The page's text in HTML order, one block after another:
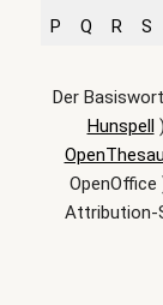
P
Q R S
Der
Hunspell
Attribution-